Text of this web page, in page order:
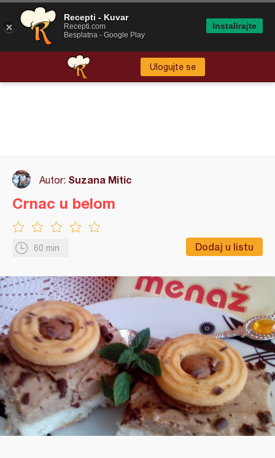
Ulogujte se
Autor: Suzana Mitic
60 min Dodaj u listu
Crnac u belom
Recepti - Kuvar
Recepti.com
Besplatna - Google Play
Instalirajte